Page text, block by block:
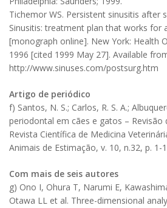
Tichemor WS. Persistent sinusitis after
Sinusitis: treatment plan that works for
[monograph online]. New York: Health
1996 [cited 1999 May 27]. Available
http://www.sinuses.com/postsurg.htm
Artigo de periódico
f) Santos, N. S.; Carlos, R. S. A.;
periodontal em cães e gatos – Revisão
Revista Científica de Medicina
Animais de Estimação, v. 10, n.32, p. 1-
Com mais de seis autores
g) Ono I, Ohura T, Narumi E,
Otawa LL et al. Three-dimensional